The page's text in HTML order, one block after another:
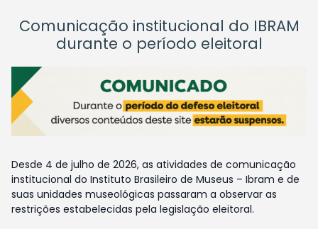
Comunicação institucional do IBRAM
durante o período eleitoral
Desde 4 de julho de 2026, as atividades de comunicação
institucional do Instituto Brasileiro de Museus – Ibram e de
suas unidades museológicas passaram a observar as
restrições estabelecidas pela legislação eleitoral.